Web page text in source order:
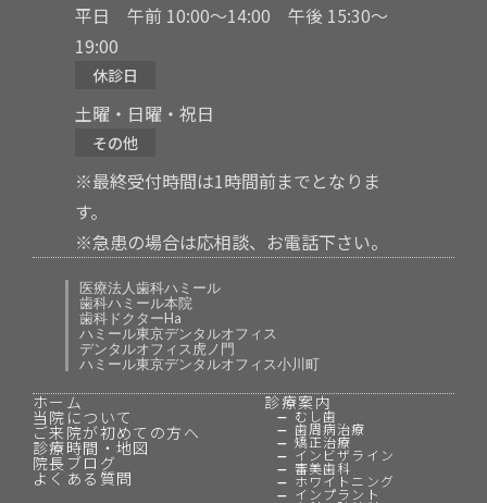
平日 午前 10:00〜14:00 午後 15:30〜
19:00
休診日
土曜・日曜・祝日
その他
※最終受付時間は1時間前までとなりま
す。
※急患の場合は応相談、お電話下さい。
医療法人歯科ハミール
歯科ハミール本院
歯科ドクターHa
ハミール東京デンタルオフィス
デンタルオフィス虎ノ門
ハミール東京デンタルオフィス小川町
ホーム
当院について
ご来院が初めての方へ
診療時間・地図
院長ブログ
よくある質問
診療案内
むし歯
歯周病治療
矯正治療
インビザライン
審美歯科
ホワイトニング
インプラント